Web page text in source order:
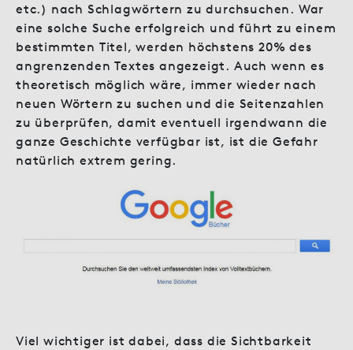
etc.) nach Schlagwörtern zu durchsuchen. War
eine solche Suche erfolgreich und führt zu einem
bestimmten Titel, werden höchstens 20% des
angrenzenden Textes angezeigt. Auch wenn es
theoretisch möglich wäre, immer wieder nach
neuen Wörtern zu suchen und die Seitenzahlen
zu überprüfen, damit eventuell irgendwann die
ganze Geschichte verfügbar ist, ist die Gefahr
natürlich extrem gering.
Viel wichtiger ist dabei, dass die Sichtbarkeit